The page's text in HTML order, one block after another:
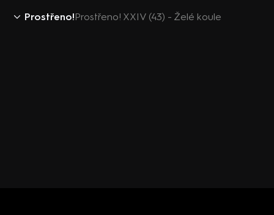
Prostřeno!Prostřeno! XXIV (43) - Želé koule